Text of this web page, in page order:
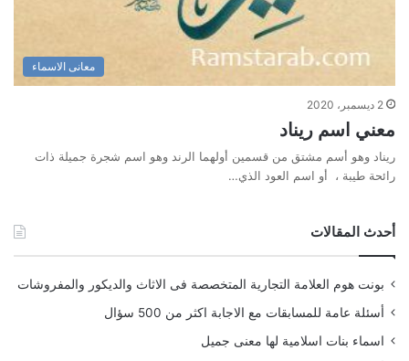
معانى الاسماء
2 ديسمبر، 2020
معني اسم ريناد
ريناد وهو أسم مشتق من قسمين أولهما الرند وهو اسم شجرة جميلة ذات
رائحة طيبة ، أو اسم العود الذي…
أحدث المقالات
بونت هوم العلامة التجارية المتخصصة فى الاثاث والديكور والمفروشات
أسئلة عامة للمسابقات مع الاجابة اكثر من 500 سؤال
اسماء بنات اسلامية لها معنى جميل